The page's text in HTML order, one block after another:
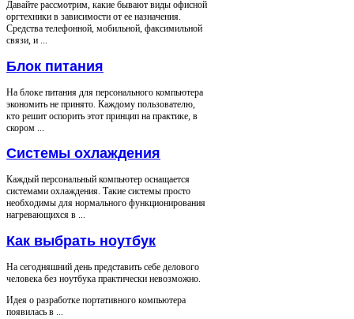
Давайте рассмотрим, какие бывают виды офисной
оргтехники в зависимости от ее назначения.
Средства телефонной, мобильной, факсимильной
связи, и ...
Блок питания
На блоке питания для персонального компьютера
экономить не принято. Каждому пользователю,
кто решит оспорить этот принцип на практике, в
скором ...
Системы охлаждения
Каждый персональный компьютер оснащается
системами охлаждения. Такие системы просто
необходимы для нормального функционирования
нагревающихся в ...
Как выбрать ноутбук
На сегодняшний день представить себе делового
человека без ноутбука практически невозможно.
Идея о разработке портативного компьютера
появилась в ...